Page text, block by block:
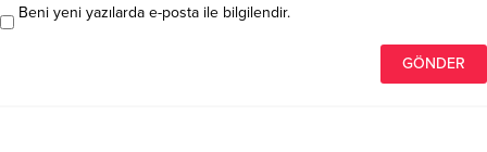
Beni yeni yazılarda e-posta ile bilgilendir.